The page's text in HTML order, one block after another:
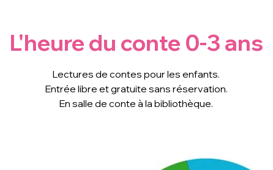
L'heure du conte 0-3 ans
Lectures de contes pour les enfants.
Entrée libre et gratuite sans réservation.
En salle de conte à la bibliothèque.